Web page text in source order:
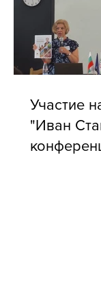
Участие
"Иван